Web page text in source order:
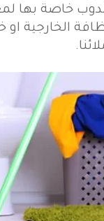
خاصة بها
الخارجية او